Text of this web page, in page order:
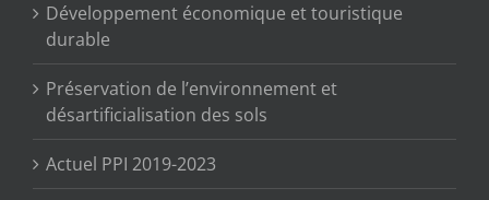
Développement économique et touristique
durable
Préservation de l’environnement et
désartificialisation des sols
Actuel PPI 2019-2023